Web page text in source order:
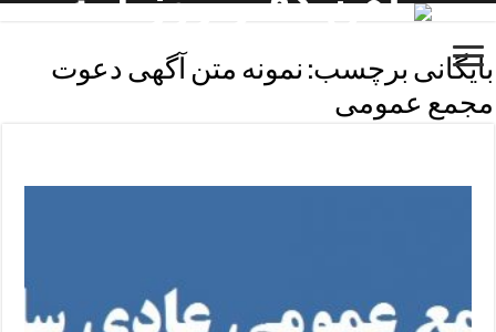
بایگانی برچسب: نمونه متن آگهی دعوت
مجمع عمومی